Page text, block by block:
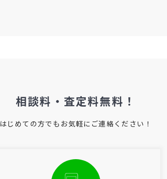
相談料・査定料無料！
はじめての方でもお気軽にご連絡ください！